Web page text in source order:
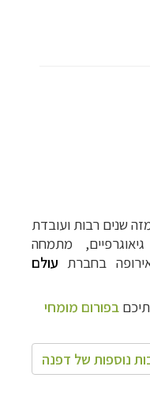
שנים רבותועובדת
מתמחה
בחברת עולם
בפורום מומחי
נוספות של דפנה